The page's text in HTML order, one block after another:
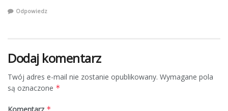
Odpowiedz
Dodaj komentarz
Twój adres e-mail nie zostanie opublikowany. Wymagane pola
są oznaczone *